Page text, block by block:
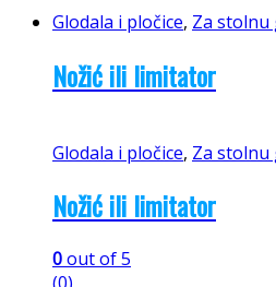
Glodala i pločice, Za stolnu
Nožić ili limitator
Glodala i pločice, Za stolnu
Nožić ili limitator
0out of 5